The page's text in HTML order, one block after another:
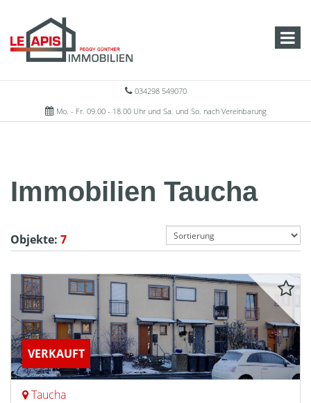
034298 549070
Mo. - Fr. 09.00 - 18.00 Uhr und Sa. und So. nach Vereinbarung
Immobilien Taucha
Objekte: 7
VERKAUFT
Taucha